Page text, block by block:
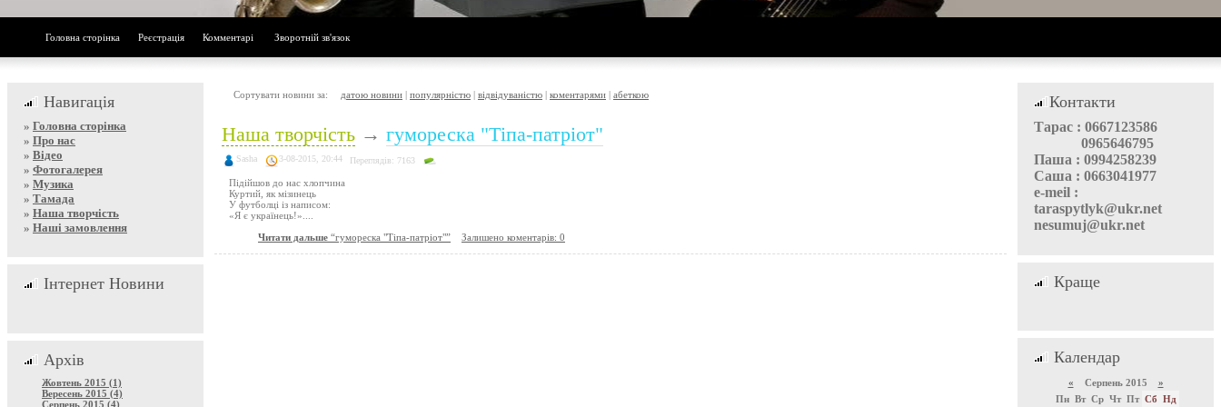
Головна сторінка Реєстрація Комментарі Зворотній зв'язок
Навигація
» Головна сторінка
» Про нас
» Відео
» Фотогалерея
» Музика
» Тамада
» Наша творчість
» Наші замовлення
Інтернет Новини
Архів
Жовтень 2015 (1)
Вересень 2015 (4)
Серпень 2015 (4)
Сортувати новини за: датою новини | популярністю | відвідуваністю | коментарями | абеткою
Наша творчість → гумореска "Тіпа-патріот"
Sasha 3-08-2015, 20:44 Переглядів: 7163
Підійшов до нас хлопчина
Куртий, як мізинець
У футболці із написом:
«Я є українець!»....
Читати дальше “гумореска "Тіпа-патріот"” Залишено коментарів: 0
Контакти
Тарас : 0667123586
0965646795
Паша : 0994258239
Саша : 0663041977
e-meil :
taraspytlyk@ukr.net
nesumuj@ukr.net
Краще
Календар
« Серпень 2015 »
Пн Вт Ср Чт Пт Сб Нд